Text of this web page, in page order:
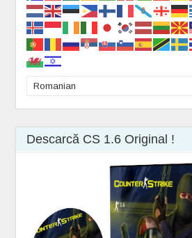
Descarcă CS 1.6 Original !